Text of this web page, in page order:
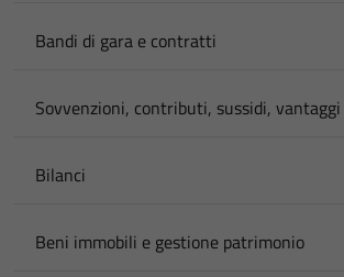
Bandi di gara e contratti
Sovvenzioni, contributi, sussidi,
Bilanci
Beni immobili e gestione patrimonio